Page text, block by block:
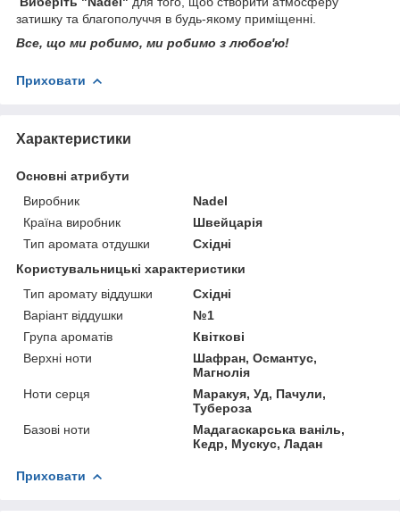
затишку та благополуччя в будь-якому приміщенні.
Все, що ми робимо, ми робимо з любов'ю!
Приховати
Характеристики
Основні атрибути
Виробник
Nadel
Країна виробник
Швейцарія
Тип аромата отдушки
Східні
Користувальницькі характеристики
Тип аромату віддушки
Східні
Варіант віддушки
№1
Група ароматів
Квіткові
Верхні ноти
Шафран, Османтус,
Магнолія
Ноти серця
Маракуя, Уд, Пачули,
Тубероза
Базові ноти
Мадагаскарська ваніль,
Кедр, Мускус, Ладан
Приховати